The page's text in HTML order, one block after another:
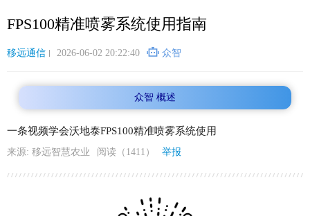
转
主
内
容
FPS100精准喷雾系统使用指南
移远通信 2026-06-02 20:22:40 众智
众智 概述
一条视频学会沃地泰FPS100精准喷雾系统使用
来源: 移远智慧农业 阅读（1411） 举报